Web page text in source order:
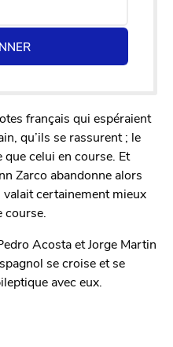
français qui espéraient
qu’ils se rassurent ; le
celui en course. Et
Zarco abandonne alors
certainement mieux
Acosta et Jorge Martin
se croise et se
avec eux.